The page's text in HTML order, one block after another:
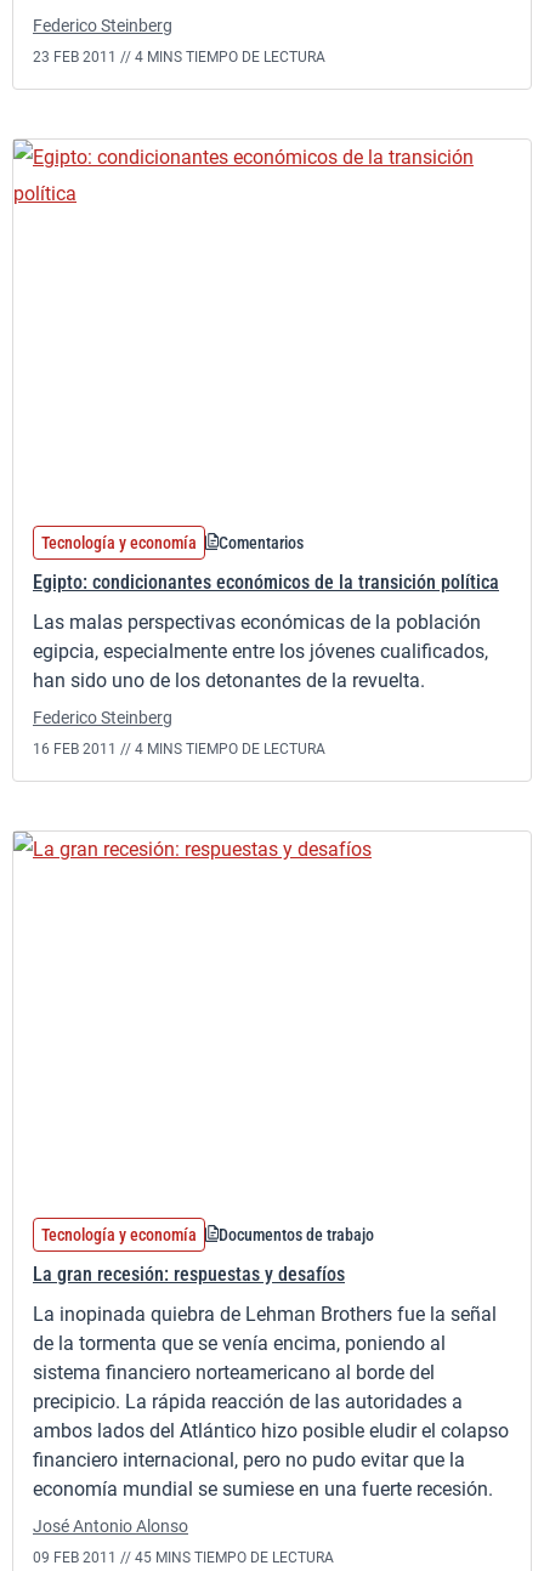
Federico Steinberg
23 FEB 2011 // 4 MINS TIEMPO DE LECTURA
Tecnología y economía Comentarios
Egipto: condicionantes económicos de la transición política
Las malas perspectivas económicas de la población
egipcia, especialmente entre los jóvenes cualificados,
han sido uno de los detonantes de la revuelta.
Federico Steinberg
16 FEB 2011 // 4 MINS TIEMPO DE LECTURA
Tecnología y economía Documentos de trabajo
La gran recesión: respuestas y desafíos
La inopinada quiebra de Lehman Brothers fue la señal
de la tormenta que se venía encima, poniendo al
sistema financiero norteamericano al borde del
precipicio. La rápida reacción de las autoridades a
ambos lados del Atlántico hizo posible eludir el colapso
financiero internacional, pero no pudo evitar que la
economía mundial se sumiese en una fuerte recesión.
José Antonio Alonso
09 FEB 2011 // 45 MINS TIEMPO DE LECTURA